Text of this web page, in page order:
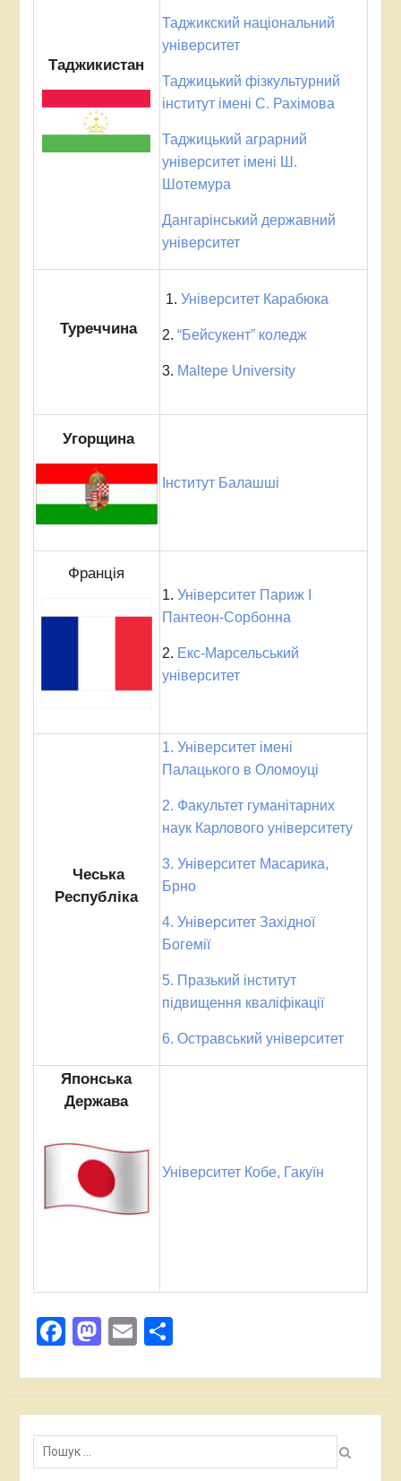
Таджикистан
Таджикский національний
університет
Таджицький фізкультурний
інститут імені С. Рахімова
Таджицький аграрний
університет імені Ш.
Шотемура
Дангарінський державний
університет
Туреччина
1. Університет Карабюка
2. “Бейсукент” коледж
3. Maltepe University
Угорщина
Інститут Балашші
Франція
1. Університет Париж I
Пантеон-Сорбонна
2. Екс-Марсельський
університет
Чеська
Республіка
1. Університет імені
Палацького в Оломоуці
2. Факультет гуманітарних
наук Карлового університету
3. Університет Масарика,
Брно
4. Університет Західної
Богемії
5. Празький інститут
підвищення кваліфікації
6. Остравський університет
Японська
Держава
Університет Кобе, Гакуїн
Facebook
Mastodon
EmailПоділитися
Пошук: